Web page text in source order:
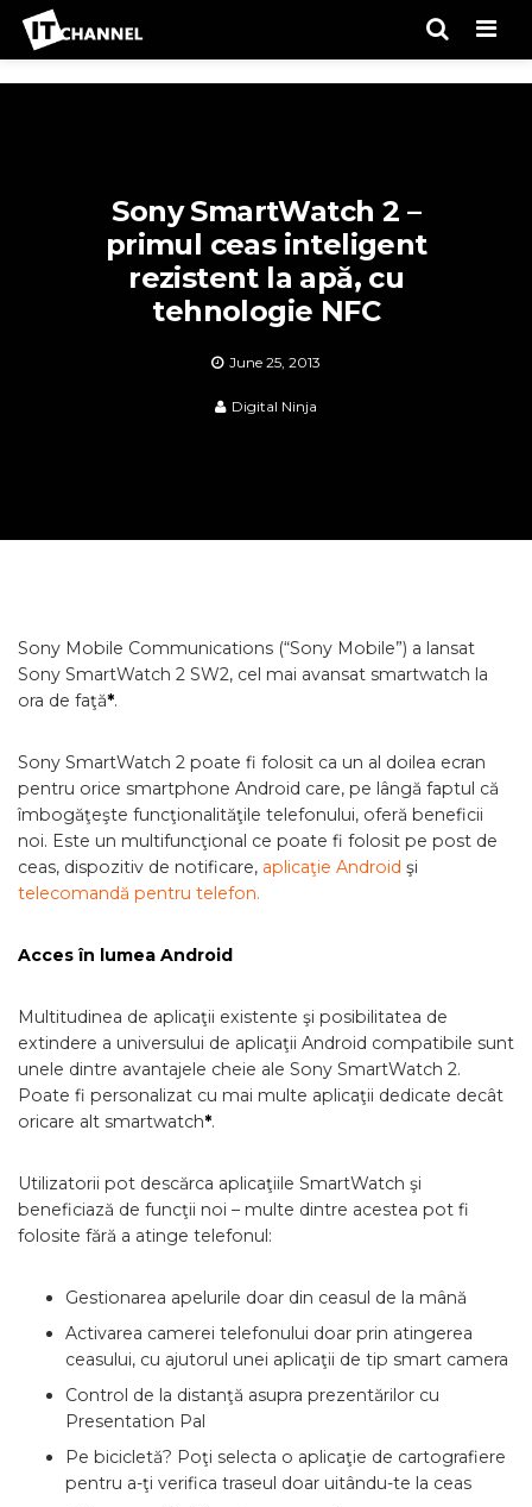
Sony SmartWatch 2 –
primul ceas inteligent
rezistent la apă, cu
tehnologie NFC
June 25, 2013
Digital Ninja
Sony Mobile Communications (“Sony Mobile”) a lansat
Sony SmartWatch 2 SW2, cel mai avansat smartwatch la
ora de faţă*.
Sony SmartWatch 2 poate fi folosit ca un al doilea ecran
pentru orice smartphone Android care, pe lângă faptul că
îmbogăţeşte funcţionalităţile telefonului, oferă beneficii
noi. Este un multifuncţional ce poate fi folosit pe post de
ceas, dispozitiv de notificare, aplicaţie Android şi
telecomandă pentru telefon.
Acces în lumea Android
Multitudinea de aplicaţii existente şi posibilitatea de
extindere a universului de aplicaţii Android compatibile sunt
unele dintre avantajele cheie ale Sony SmartWatch 2.
Poate fi personalizat cu mai multe aplicaţii dedicate decât
oricare alt smartwatch*.
Utilizatorii pot descărca aplicaţiile SmartWatch şi
beneficiază de funcţii noi – multe dintre acestea pot fi
folosite fără a atinge telefonul:
Gestionarea apelurile doar din ceasul de la mână
Activarea camerei telefonului doar prin atingerea
ceasului, cu ajutorul unei aplicaţii de tip smart camera
Control de la distanţă asupra prezentărilor cu
Presentation Pal
Pe bicicletă? Poţi selecta o aplicaţie de cartografiere
pentru a-ţi verifica traseul doar uitându-te la ceas